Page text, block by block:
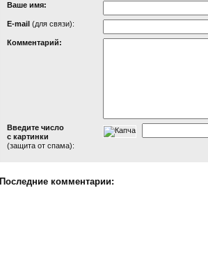
Ваше имя:
Е-mail (для связи):
Комментарий:
Введите число
с картинки
(защита от спама):
Последние комментарии: